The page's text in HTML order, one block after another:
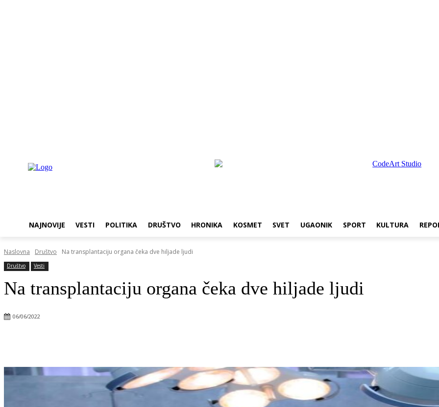
NAJNOVIJE VESTI POLITIKA DRUŠTVO HRONIKA KOSMET SVET UGAONIK SPORT KULTURA
Naslovna Društvo Na transplantaciju organa čeka dve hiljade ljudi
Društvo Vesti
Na transplantaciju organa čeka dve hiljade ljudi
06/06/2022